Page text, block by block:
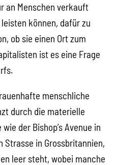
an Menschen verkauft
können, dafür zu
ob sie einen Ort zum
ist es eine Frage
menschliche
durch die materielle
der Bishop’s Avenue in
in Grossbritannien,
leer steht, wobei manche